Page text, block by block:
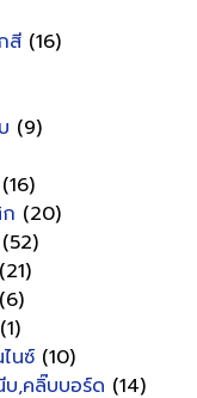
สี (16)
(9)
(16)
(20)
(52)
(21)
(6)
(1)
นซ์ (10)
,คลิ๊บบอร์ด (14)